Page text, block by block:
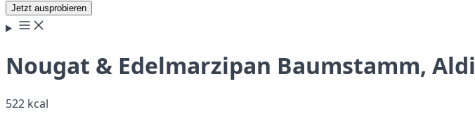
Jetzt ausprobieren
Nougat & Edelmarzipan Baumstamm, Aldi
522 kcal